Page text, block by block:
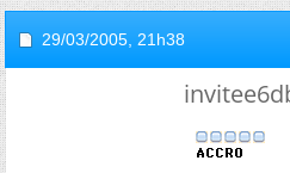
29/03/2005, 21h38